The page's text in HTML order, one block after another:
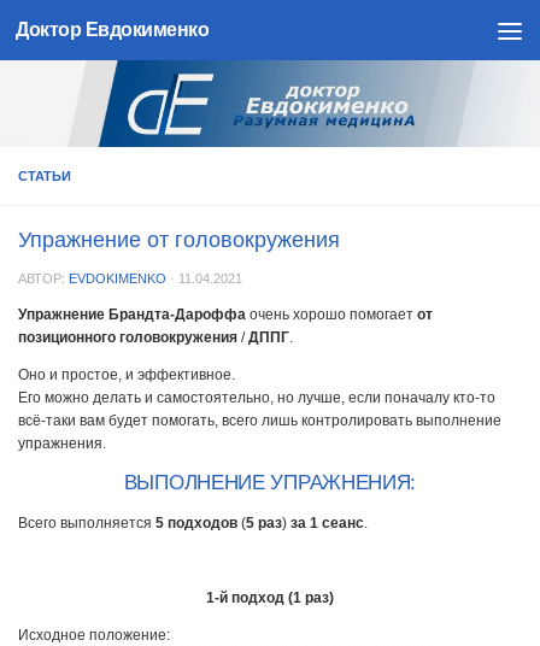
Skip to content
Доктор Евдокименко
СТАТЬИ
Упражнение от головокружения
АВТОР: EVDOKIMENKO · 11.04.2021
Упражнение Брандта-Дароффа очень хорошо помогает от
позиционного головокружения /ДППГ
Оно и простое, и эффективное.
Его можно делать и самостоятельно, но лучше, если поначалу кто-то
всё-таки вам будет помогать, всего лишь контролировать выполнение
упражнения.
ВЫПОЛНЕНИЕ УПРАЖНЕНИЯ:
Всего выполняется 5 подходов (5 раз) за 1 сеанс
1-й подход (1 раз)
Исходное положение: